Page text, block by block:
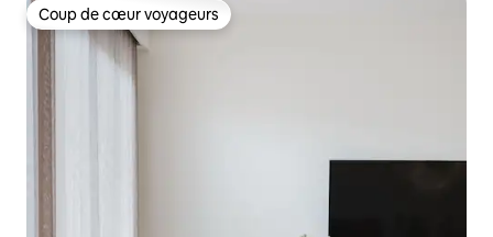
Coup de cœur voyageurs
Coup de cœur voyageurs